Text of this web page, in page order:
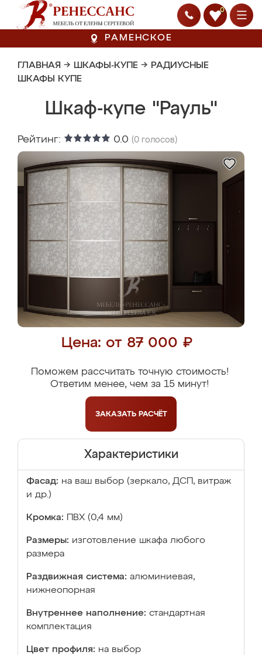
0
РАМЕНСКОЕ
ГЛАВНАЯ → ШКАФЫ-КУПЕ → РАДИУСНЫЕ
ШКАФЫ КУПЕ
Шкаф-купе "Рауль"
Рейтинг: 0.0 (0 голосов)
Цена: от 87 000 ₽
Поможем рассчитать точную стоимость!
Ответим менее, чем за 15 минут!
ЗАКАЗАТЬ РАСЧЁТ
Характеристики
Фасад: на ваш выбор (зеркало, ДСП, витраж
и др.)
Кромка: ПВХ (0,4 мм)
Размеры: изготовление шкафа любого
размера
Раздвижная система: алюминиевая,
нижнеопорная
Внутреннее наполнение: стандартная
комплектация
Цвет профиля: на выбор